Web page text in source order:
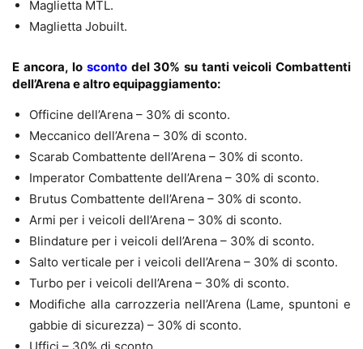
Maglietta MTL.
Maglietta Jobuilt.
E ancora,losconto del 30% su tanti veicoli Combattenti
dell’Arena e altro equipaggiamento:
Officine dell’Arena – 30% di sconto.
Meccanico dell’Arena – 30% di sconto.
Scarab Combattente dell’Arena – 30% di sconto.
Imperator Combattente dell’Arena – 30% di sconto.
Brutus Combattente dell’Arena – 30% di sconto.
Armi per i veicoli dell’Arena – 30% di sconto.
Blindature per i veicoli dell’Arena – 30% di sconto.
Salto verticale per i veicoli dell’Arena – 30% di sconto.
Turbo per i veicoli dell’Arena – 30% di sconto.
Modifiche alla carrozzeria nell’Arena (Lame, spuntoni e
gabbie di sicurezza) – 30% di sconto.
Uffici – 30% di sconto.